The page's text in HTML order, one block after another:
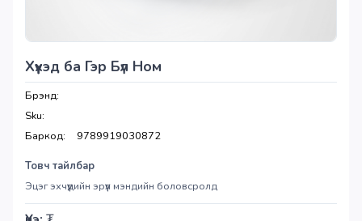
Хүүхэд ба Гэр Бүл Ном
Брэнд:
Sku:
Баркод:
9789919030872
Товч тайлбар
Эцэг эхчүүдийн эрүүл мэндийн боловсролд